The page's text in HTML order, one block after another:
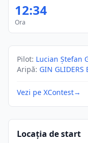
12:34
Ora
Pilot: Lucian Ștefan
Aripă: GIN
Vezi pe XContest→
Locația de start